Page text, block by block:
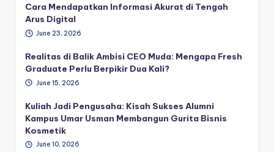
Cara Mendapatkan Informasi Akurat di Tengah
Arus Digital
June 23, 2026
Realitas di Balik Ambisi CEO Muda: Mengapa Fresh
Graduate Perlu Berpikir Dua Kali?
June 15, 2026
Kuliah Jadi Pengusaha: Kisah Sukses Alumni
Kampus Umar Usman Membangun Gurita Bisnis
Kosmetik
June 10, 2026